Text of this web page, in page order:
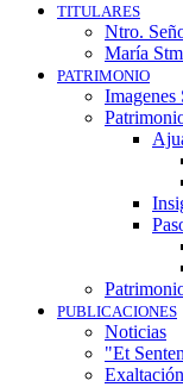
TITULARES
Ntro.
María
PATRIMONIO
Imagenes
PUBLICACIONES
Noticias
"Et